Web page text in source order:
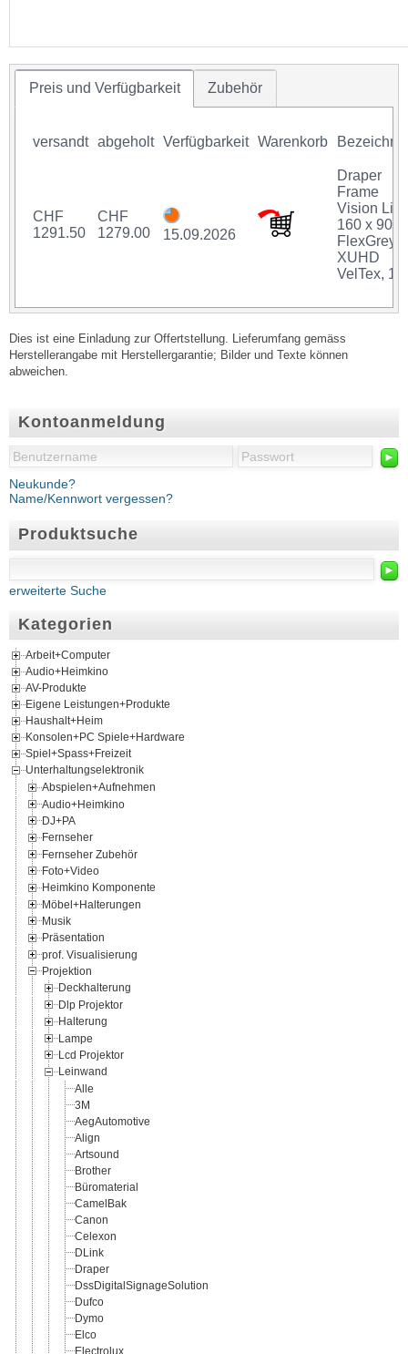
Kontoanmeldung
►
Neukunde?
Name/Kennwort vergessen?
Produktsuche
►
erweiterte Suche
Kategorien
Arbeit+Computer
Audio+Heimkino
AV-Produkte
Eigene Leistungen+Produkte
Haushalt+Heim
Konsolen+PC Spiele+Hardware
Spiel+Spass+Freizeit
Unterhaltungselektronik
Abspielen+Aufnehmen
Audio+Heimkino
DJ+PA
Fernseher
Fernseher Zubehör
Foto+Video
Heimkino Komponente
Möbel+Halterungen
Musik
Präsentation
prof. Visualisierung
Projektion
Deckhalterung
Dlp Projektor
Halterung
Lampe
Lcd Projektor
Leinwand
Alle
3M
AegAutomotive
Align
Artsound
Brother
Büromaterial
CamelBak
Canon
Celexon
DLink
Draper
DssDigitalSignageSolution
Dufco
Dymo
Elco
Electrolux
Preis und Verfügbarkeit Zubehör
versandt abgeholt Verfügbarkeit Warenkorb
CHF
1291.50
CHF
1279.00
15.09.2026
Draper
Frame
Vision
160 x 90
FlexGrey
XUHD
VelTex,
Dies ist eine Einladung zur Offertstellung. Lieferumfang gemäss
Herstellerangabe mit Herstellergarantie; Bilder und Texte können
abweichen.